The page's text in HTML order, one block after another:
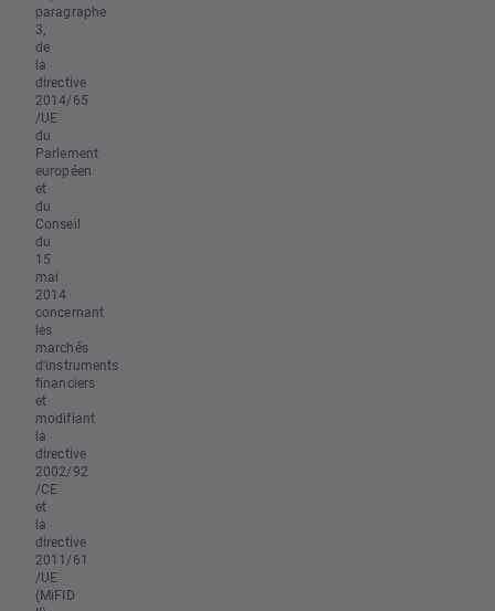
paragraphe
3,
de
la
directive
2014/65
/UE
du
Parlement
européen
et
du
Conseil
du
15
mai
2014
concernant
les
marchés
d'instruments
financiers
et
modifiant
la
directive
2002/92
/CE
et
la
directive
2011/61
/UE
(MiFID